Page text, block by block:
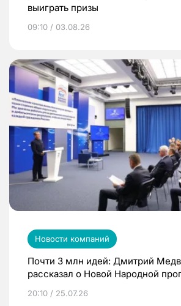
выиграть призы
09:10 / 03.08.26
Новости компаний
Почти 3 млн идей: Дмитрий
рассказал о Новой Народной
20:10 / 25.07.26